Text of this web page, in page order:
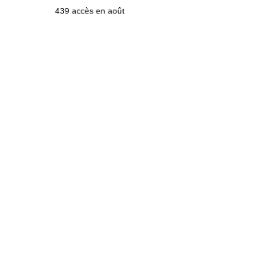
439 accès en août